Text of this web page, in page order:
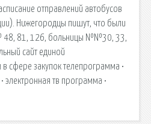
отправлений автобусов
Нижегородцы пишут, что были
81, 126, больницы №№30, 33,
сайт единой
сфере закупок телепрограмма •
электронная тв программа •